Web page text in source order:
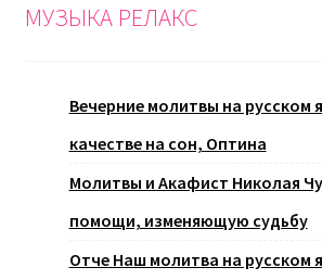
МУЗЫКА РЕЛАКС
Вечерние молитвы на русском
качестве на сон, Оптина
Молитвы и Акафист Николая
помощи, изменяющую судьбу
Отче Наш молитва на русском